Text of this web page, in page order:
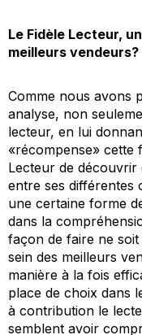
Le Fidèle Lecteur,
meilleurs vendeurs?
Comme nous avons
analyse, non
lecteur, en lui
«récompense» cette
Lecteur de découvrir
entre ses
une certaine forme
dans la
façon de faire ne
sein des meilleurs
manière à la fois
place de choix dans
à contribution le
semblent avoir